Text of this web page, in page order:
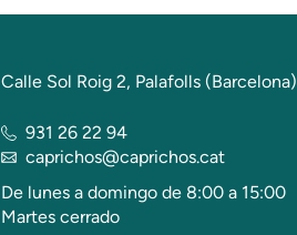
Calle Sol Roig 2, Palafolls (Barcelona)
931 26 22 94
caprichos@caprichos.cat
De lunes a domingo de 8:00 a 15:00
Martes cerrado